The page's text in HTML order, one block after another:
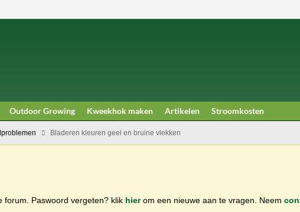
Outdoor Growing Kweekhok maken Artikelen Stroomkosten
Bladeren kleuren geel en bruine vlekken
forum. Paswoord vergeten? klik hierom een nieuwe aan te vragen. Neem